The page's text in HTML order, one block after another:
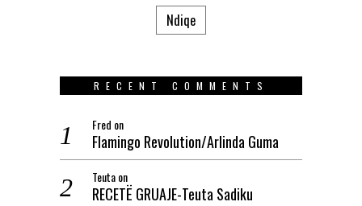
Ndiqe
RECENT COMMENTS
Fred on
Flamingo Revolution/Arlinda Guma
Teutaon
RECETË GRUAJE-Teuta Sadiku